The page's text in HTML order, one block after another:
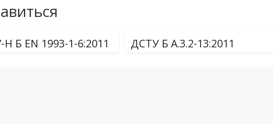
Б EN 1993-1-6:2011 ДСТУ Б А.3.2-13:2011